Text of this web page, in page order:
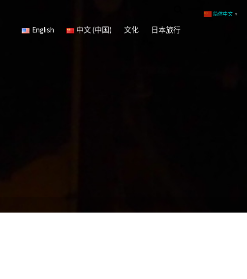
English 中文 (中国) 文化 日本旅行
简体中文 ▼